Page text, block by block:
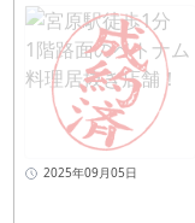
2025年09月05日